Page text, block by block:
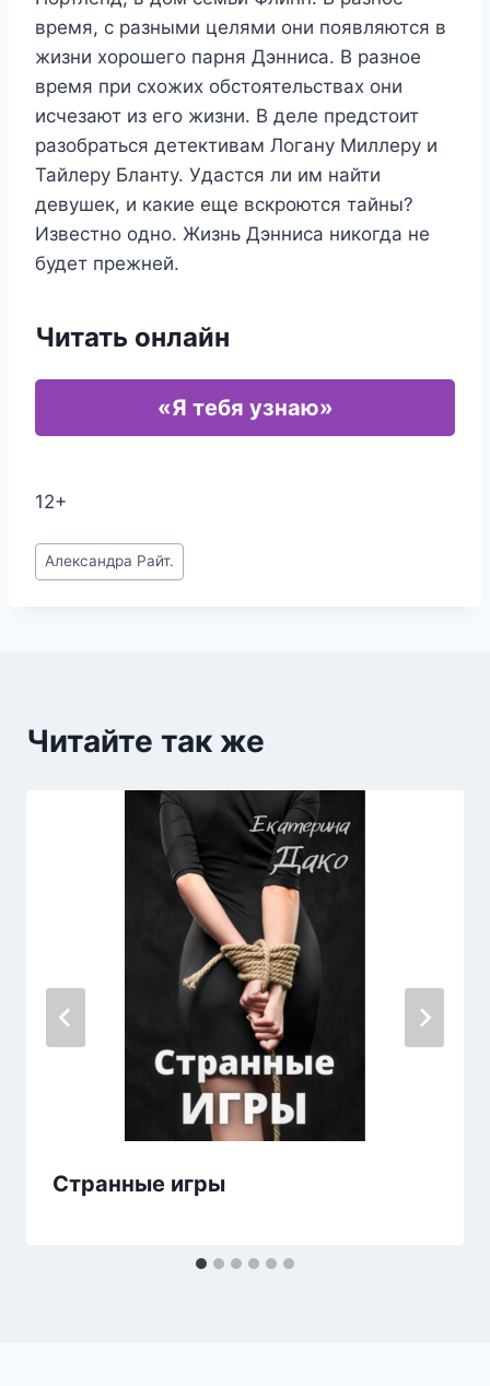
время, с разными целями они появляются в
жизни хорошего парня Дэнниса. В разное
время при схожих обстоятельствах они
исчезают из его жизни. В деле предстоит
разобраться детективам Логану Миллеру и
Тайлеру Бланту. Удастся ли им найти
девушек, и какие еще вскроются тайны?
Известно одно. Жизнь Дэнниса никогда не
будет прежней.
Читать онлайн
«Я тебя узнаю»
12+
Метки
записи:
Александра Райт.
Читайте так же
Странные игры